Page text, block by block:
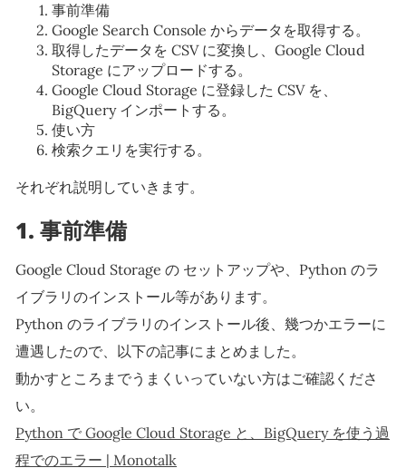
事前準備
Google Search Console からデータを取得する。
取得したデータを CSV に変換し、Google Cloud
Storage にアップロードする。
Google Cloud Storage に登録した CSV を、
BigQuery インポートする。
使い方
検索クエリを実行する。
それぞれ説明していきます。
1. 事前準備
Google Cloud Storage の セットアップや、Python のラ
イブラリのインストール等があります。
Python のライブラリのインストール後、幾つかエラーに
遭遇したので、以下の記事にまとめました。
動かすところまでうまくいっていない方はご確認くださ
い。
Python で Google Cloud Storage と、BigQuery を使う過
程でのエラー | Monotalk